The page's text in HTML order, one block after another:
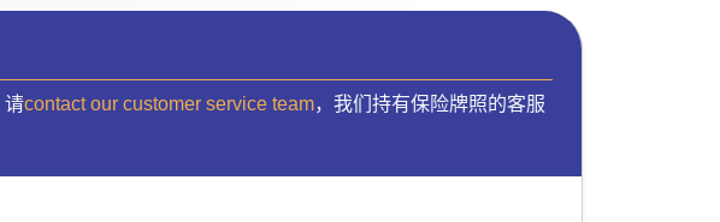
请contact our customer service team，我们持有保险牌照的客服